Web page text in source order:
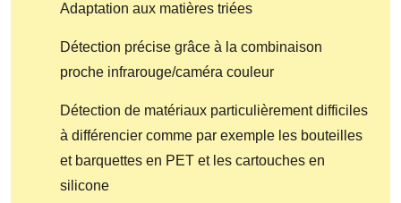
Adaptation aux matières triées
Détection précise grâce à la combinaison
proche infrarouge/caméra couleur
Détection de matériaux particulièrement difficiles
à différencier comme par exemple les bouteilles
et barquettes en PET et les cartouches en
silicone